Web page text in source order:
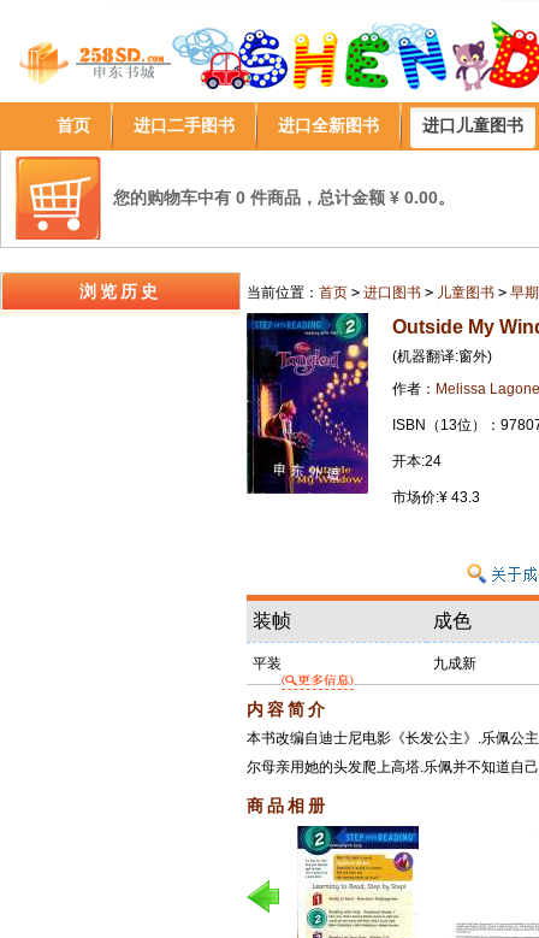
首页 进口二手图书 进口全新图书 进口儿童图书
您的购物车中有 0 件商品，总计金额 ¥ 0.00。
浏览历史 当前位置： 首页 > 进口图书 > 儿童图书 > 早
Outside My
(机器翻译:窗外)
作者： Melissa
ISBN（13位）：
开本:24
市场价:¥ 43.3
装帧 成色
平装 九成新
内容简介
本书改编自迪士尼电影《长发公主》.乐佩公
尔母亲用她的头发爬上高塔.乐佩并不知道自
商品相册